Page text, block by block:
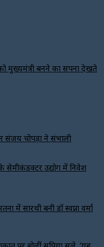
मुख्यमंत्री बनने का सपना देखते
संजय चोपड़ा ने संभाली
सेमीकंडक्टर उद्योग में निवेश
में सारथी बनी डाॅ स्वप्ना वर्मा